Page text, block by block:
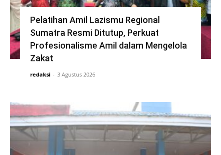
Pelatihan Amil Lazismu Regional
Sumatra Resmi Ditutup, Perkuat
Profesionalisme Amil dalam Mengelola
Zakat
redaksi - 3 Agustus 2026